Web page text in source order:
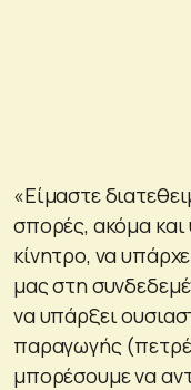
«Είμαστε
σπορές, ακόμα και
κίνητρο, να
μας στη
να υπάρξει
παραγωγής
μπορέσουμε να